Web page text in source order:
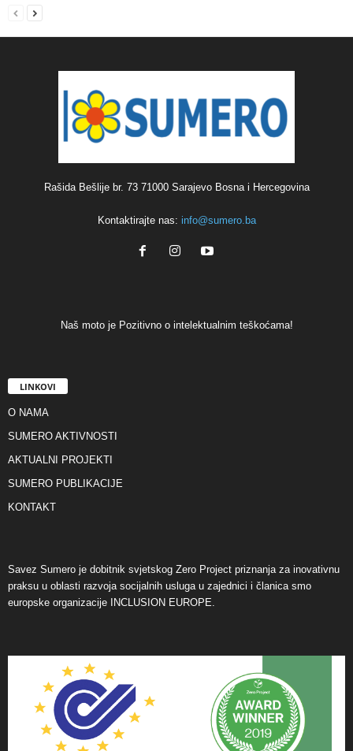
Rašida Bešlije br. 73 71000 Sarajevo Bosna i Hercegovina
Kontaktirajte nas: info@sumero.ba
Naš moto je Pozitivno o intelektualnim teškoćama!
LINKOVI
O NAMA
SUMERO AKTIVNOSTI
AKTUALNI PROJEKTI
SUMERO PUBLIKACIJE
KONTAKT
Savez Sumero je dobitnik svjetskog Zero Project priznanja za inovativnu
praksu u oblasti razvoja socijalnih usluga u zajednici i članica smo
europske organizacije INCLUSION EUROPE.